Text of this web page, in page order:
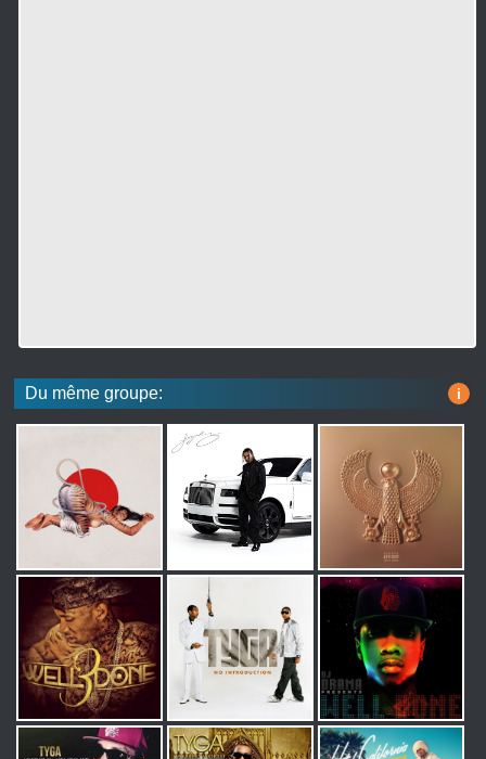
Du même groupe: i